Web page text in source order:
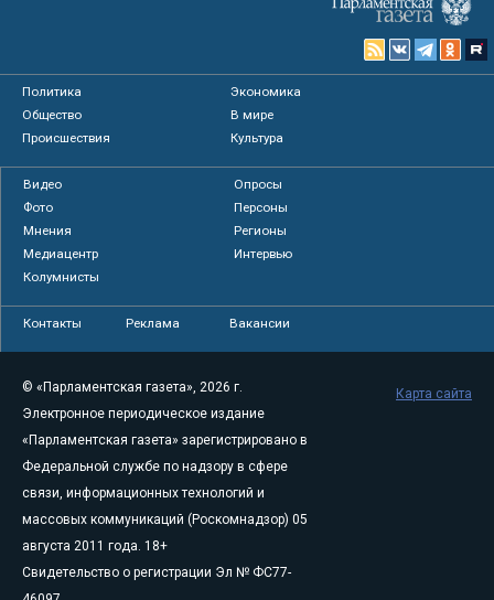
Политика
Экономика
Общество
В мире
Происшествия
Культура
Видео
Опросы
Фото
Персоны
Мнения
Регионы
Медиацентр
Интервью
Колумнисты
Контакты Реклама Вакансии
© «Парламентская газета», 2026 г.
Электронное периодическое издание
«Парламентская газета» зарегистрировано в
Федеральной службе по надзору в сфере
связи, информационных технологий и
массовых коммуникаций (Роскомнадзор) 05
августа 2011 года. 18+
Свидетельство о регистрации Эл № ФС77-
Карта сайта